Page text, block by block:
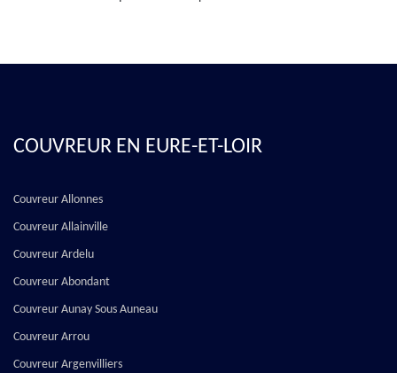
COUVREUR EN EURE-ET-LOIR
Couvreur Allonnes
Couvreur Allainville
Couvreur Ardelu
Couvreur Abondant
Couvreur Aunay Sous Auneau
Couvreur Arrou
Couvreur Argenvilliers